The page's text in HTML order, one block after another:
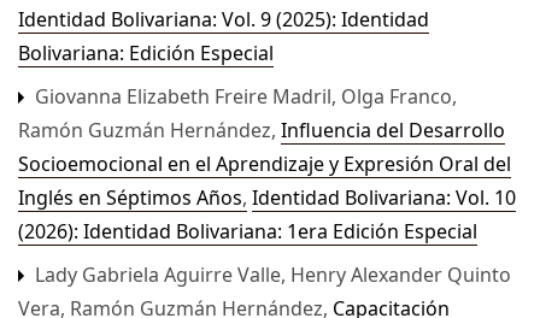
Identidad Bolivariana: Vol. 9 (2025): Identidad
Bolivariana: Edición Especial
Giovanna Elizabeth Freire Madril, Olga Franco,
Ramón Guzmán Hernández, Influencia del Desarrollo
Socioemocional en el Aprendizaje y Expresión Oral del
Inglés en Séptimos Años, Identidad Bolivariana: Vol. 10
(2026): Identidad Bolivariana: 1era Edición Especial
Lady Gabriela Aguirre Valle, Henry Alexander Quinto
Vera, Ramón Guzmán Hernández, Capacitación